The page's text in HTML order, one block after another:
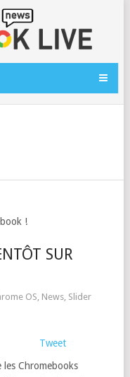
!
SUR
OS, News, Slider
Tweet
Chromebooks